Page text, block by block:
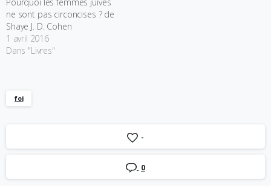
ne sont pas circoncises ? de
Shaye J. D. Cohen
1 avril 2016
Dans "Livres"
foi
-
0